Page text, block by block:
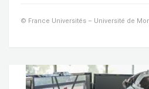
© France Universités – Université de